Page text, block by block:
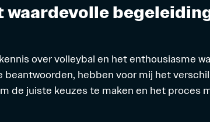
waardevolle
over volleybal en het enthousiasme
hebben voor mij het
de juiste keuzes te maken en het proces